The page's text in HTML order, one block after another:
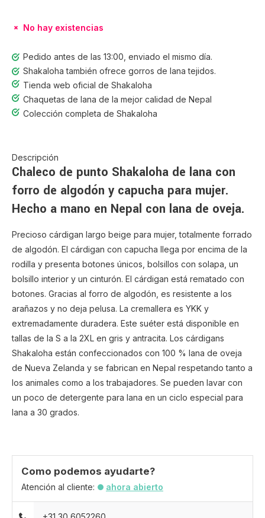
No hay existencias
Pedido antes de las 13:00, enviado el mismo día.
Shakaloha también ofrece gorros de lana tejidos.
Tienda web oficial de Shakaloha
Chaquetas de lana de la mejor calidad de Nepal
Colección completa de Shakaloha
Descripción
Chaleco de punto Shakaloha de lana con
forro de algodón y capucha para mujer.
Hecho a mano en Nepal con lana de oveja.
Precioso cárdigan largo beige para mujer, totalmente forrado
de algodón. El cárdigan con capucha llega por encima de la
rodilla y presenta botones únicos, bolsillos con solapa, un
bolsillo interior y un cinturón. El cárdigan está rematado con
botones. Gracias al forro de algodón, es resistente a los
arañazos y no deja pelusa. La cremallera es YKK y
extremadamente duradera. Este suéter está disponible en
tallas de la S a la 2XL en gris y antracita. Los cárdigans
Shakaloha están confeccionados con 100 % lana de oveja
de Nueva Zelanda y se fabrican en Nepal respetando tanto a
los animales como a los trabajadores. Se pueden lavar con
un poco de detergente para lana en un ciclo especial para
lana a 30 grados.
Como podemos ayudarte?
Atención al cliente: ahora abierto